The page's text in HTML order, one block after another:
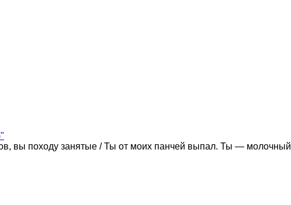
вы походу занятые / Ты от моих панчей выпал. Ты —